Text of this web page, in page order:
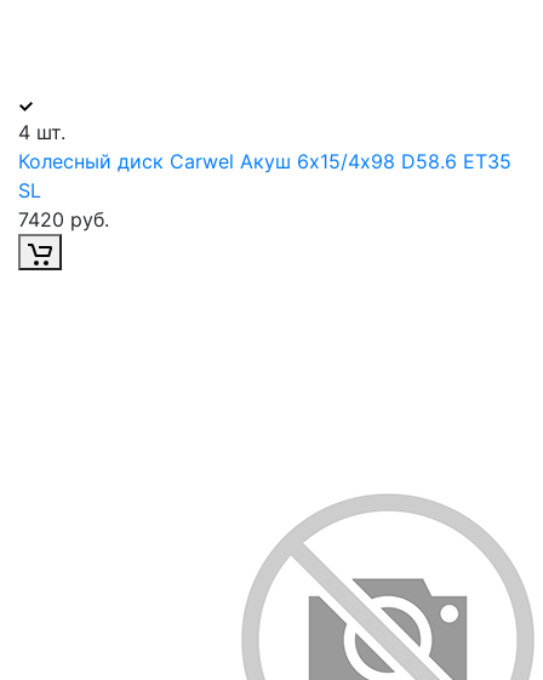
4 шт.
Колесный диск Carwel Акуш 6х15/4х98 D58.6 ET35
SL
7420 руб.